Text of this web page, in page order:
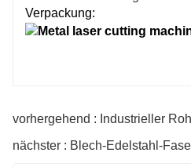
Verpackung: